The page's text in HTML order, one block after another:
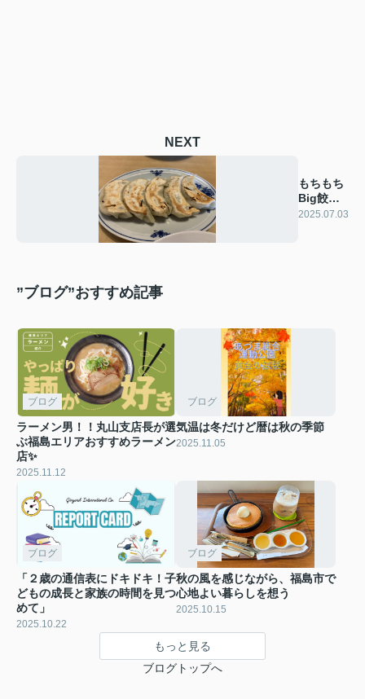
NEXT
もちもち
Big餃子
☆
2025.07.03
”ブログ”おすすめ記事
ブログ
ラーメン男！！丸山支店長が選
ぶ福島エリアおすすめラーメン
店✨
2025.11.12
ブログ
気温は冬だけど暦は秋の季節
2025.11.05
ブログ
「２歳の通信表にドキドキ！子
どもの成長と家族の時間を見つ
めて」
2025.10.22
ブログ
秋の風を感じながら、福島市で
心地よい暮らしを想う
2025.10.15
もっと見る
ブログトップへ